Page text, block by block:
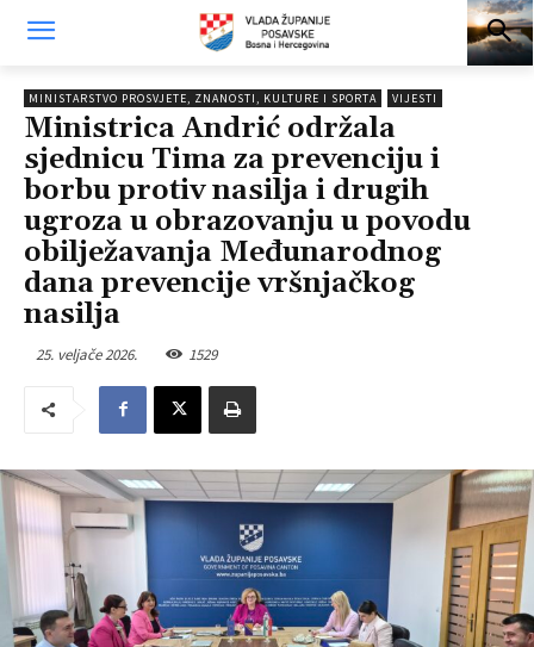
MINISTARSTVO PROSVJETE, ZNANOSTI, KULTURE I SPORTA VIJESTI
Ministrica Andrić održala
sjednicu Tima za prevenciju i
borbu protiv nasilja i drugih
ugroza u obrazovanju u povodu
obilježavanja Međunarodnog
dana prevencije vršnjačkog
nasilja
25. veljače 2026. 1529